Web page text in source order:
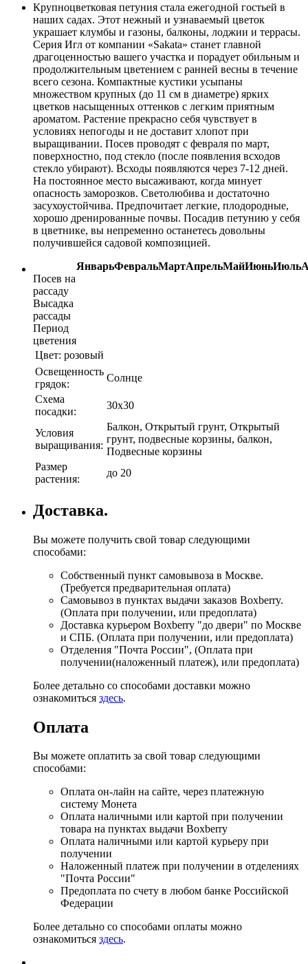
Крупноцветковая петуния стала ежегодной гостьей в
наших садах. Этот нежный и узнаваемый цветок
украшает клумбы и газоны, балконы, лоджии и террасы.
Серия Игл от компании «Sakata» станет главной
драгоценностью вашего участка и порадует обильным и
продолжительным цветением с ранней весны в течение
всего сезона. Компактные кустики усыпаны
множеством крупных (до 11 см в диаметре) ярких
цветков насыщенных оттенков с легким приятным
ароматом. Растение прекрасно себя чувствует в
условиях непогоды и не доставит хлопот при
выращивании. Посев проводят с февраля по март,
поверхностно, под стекло (после появления всходов
стекло убирают). Всходы появляются через 7-12 дней.
На постоянное место высаживают, когда минует
опасность заморозков. Светолюбива и достаточно
засухоустойчива. Предпочитает легкие, плодородные,
хорошо дренированные почвы. Посадив петунию у себя
в цветнике, вы непременно останетесь довольны
получившейся садовой композицией.
ЯнварьФевральМартАпрельМайИюньИюль
Посев на
рассаду
Высадка
рассады
Период
цветения
Цвет: розовый
Освещенность
грядок:
Солнце
Схема
посадки:
30х30
Условия
выращивания:
Балкон, Открытый грунт, Открытый
грунт, подвесные корзины, балкон,
Подвесные корзины
Размер
растения:
до 20
Доставка.
Вы можете получить свой товар следующими
способами:
Собственный пункт самовывоза в Москве.
(Требуется предварительная оплата)
Самовывоз в пунктах выдачи заказов Boxberry.
(Оплата при получении, или предоплата)
Доставка курьером Boxberry "до двери" по Москве
и СПБ. (Оплата при получении, или предоплата)
Отделения "Почта России", (Оплата при
получении(наложенный платеж), или предоплата)
Более детально со способами доставки можно
ознакомиться здесь.
Оплата
Вы можете оплатить за свой товар следующими
способами:
Оплата он-лайн на сайте, через платежную
систему Монета
Оплата наличными или картой при получении
товара на пунктах выдачи Boxberry
Оплата наличными или картой курьеру при
получении
Наложенный платеж при получении в отделениях
"Почта России"
Предоплата по счету в любом банке Российской
Федерации
Более детально со способами оплаты можно
ознакомиться здесь.